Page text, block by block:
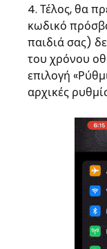
Τέλος, θα
κωδικό
παιδιά σας)
του χρόνου
επιλογή
αρχικές